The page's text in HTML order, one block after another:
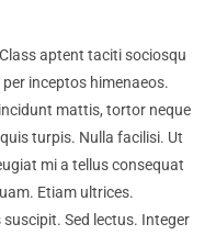
aptent taciti sociosqu
inceptos himenaeos.
mattis, tortor neque
turpis. Nulla facilisi. Ut
mi a tellus consequat
Etiam ultrices.
Sed lectus. Integer